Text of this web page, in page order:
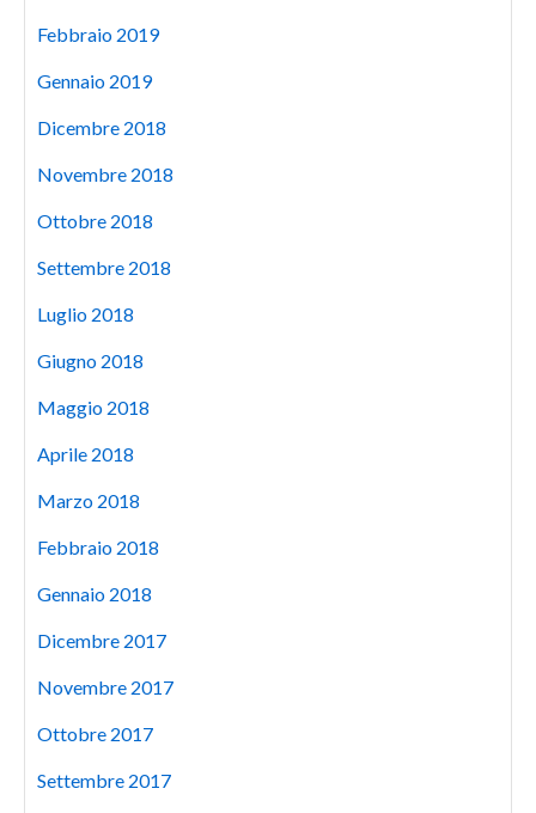
Febbraio 2019
Gennaio 2019
Dicembre 2018
Novembre 2018
Ottobre 2018
Settembre 2018
Luglio 2018
Giugno 2018
Maggio 2018
Aprile 2018
Marzo 2018
Febbraio 2018
Gennaio 2018
Dicembre 2017
Novembre 2017
Ottobre 2017
Settembre 2017